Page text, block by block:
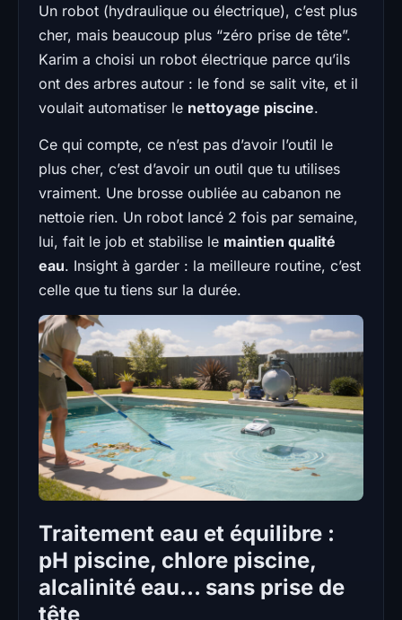
Un robot (hydraulique ou électrique), c’est plus
cher, mais beaucoup plus “zéro prise de tête”.
Karim a choisi un robot électrique parce qu’ils
ont des arbres autour : le fond se salit vite, et il
voulait automatiser le nettoyage piscine.
Ce qui compte, ce n’est pas d’avoir l’outil le
plus cher, c’est d’avoir un outil que tu utilises
vraiment. Une brosse oubliée au cabanon ne
nettoie rien. Un robot lancé 2 fois par semaine,
lui, fait le job et stabilise le maintien qualité
eau. Insight à garder : la meilleure routine, c’est
celle que tu tiens sur la durée.
Traitement eau et équilibre :
pH piscine, chlore piscine,
alcalinité eau… sans prise de
tête